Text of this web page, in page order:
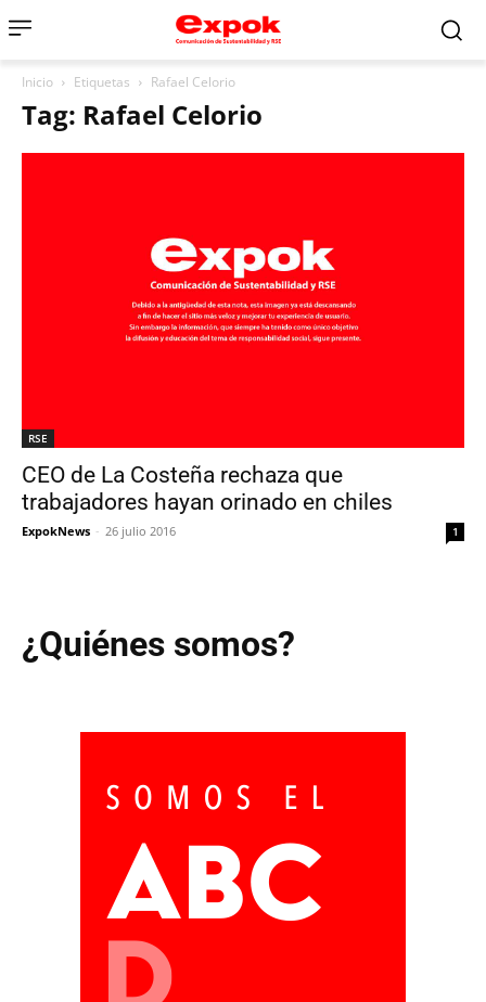
Inicio Etiquetas Rafael Celorio
Tag: Rafael Celorio
RSE
CEO de La Costeña rechaza que
trabajadores hayan orinado en chiles
ExpokNews - 26 julio 2016 1
¿Quiénes somos?